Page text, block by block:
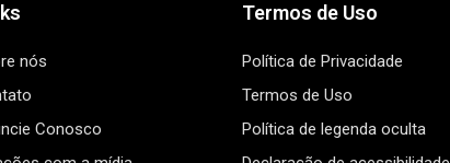
nós
Conosco
Termos de Uso
Política de Privacidade
Termos de Uso
Política de legenda oculta